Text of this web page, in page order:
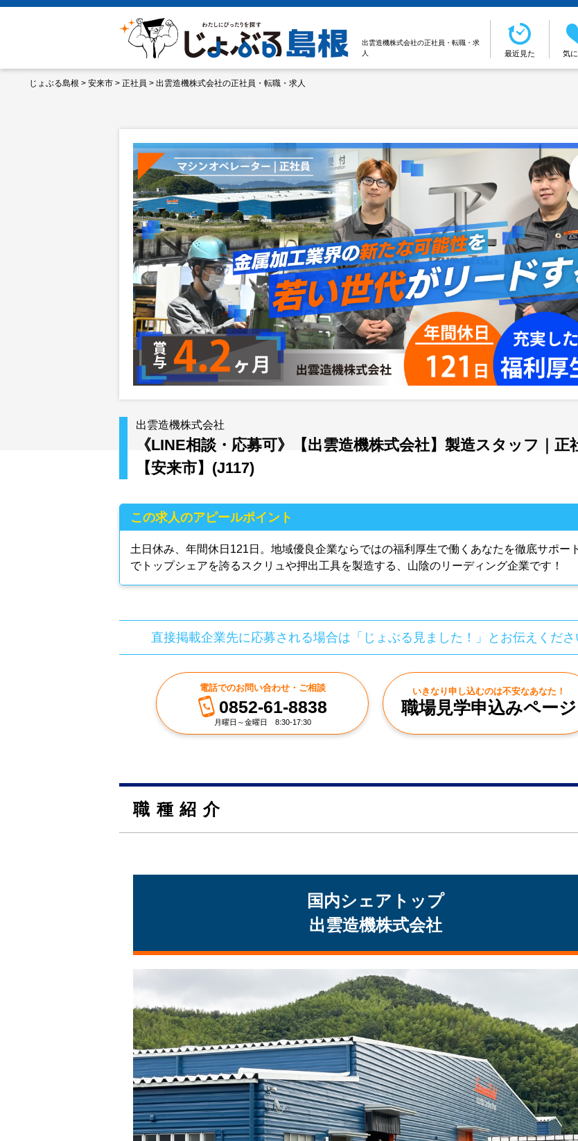
出雲造機株式会社の正社員・転職・求
人
最近見た 気
じょぶる島根 > 安来市 > 正社員 > 出雲造機株式会社の正社員・転職・求人
出雲造機株式会社
《LINE相談・応募可》【出雲造機株式会社】製造スタッフ｜正
【安来市】(J117)
この求人のアピールポイント
土日休み、年間休日121日。地域優良企業ならではの福利厚生で働くあなたを徹底サポー
でトップシェアを誇るスクリュや押出工具を製造する、山陰のリーディング企業です！
直接掲載企業先に応募される場合は「じょぶる見ました！」とお伝えくださ
電話でのお問い合わせ・ご相談
0852-61-8838
月曜日～金曜日 8:30-17:30
いきなり申し込むのは不安なあなた！
職場見学申込みページ
職種紹介
国内シェアトップ
出雲造機株式会社